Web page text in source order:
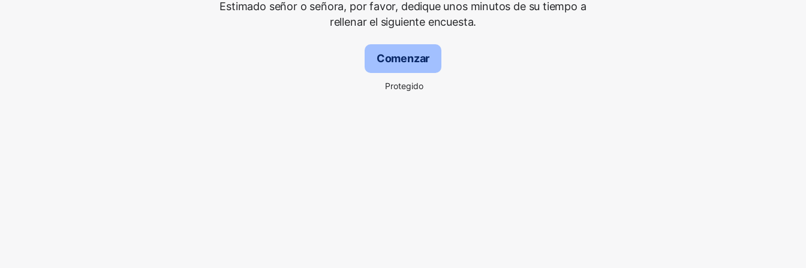
Estimado señor o señora, por favor, dedique unos minutos de su tiempo a
rellenar el siguiente encuesta.
Comenzar
Protegido